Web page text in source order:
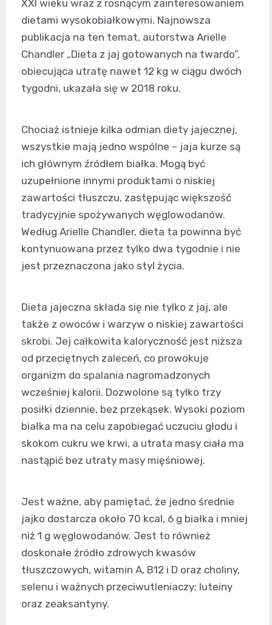
XXI wieku wraz z rosnącym zainteresowaniem
dietami wysokobiałkowymi. Najnowsza
publikacja na ten temat, autorstwa Arielle
Chandler „Dieta z jaj gotowanych na twardo”,
obiecująca utratę nawet 12 kg w ciągu dwóch
tygodni, ukazała się w 2018 roku.
Chociaż istnieje kilka odmian diety jajecznej,
wszystkie mają jedno wspólne – jaja kurze są
ich głównym źródłem białka. Mogą być
uzupełnione innymi produktami o niskiej
zawartości tłuszczu, zastępując większość
tradycyjnie spożywanych węglowodanów.
Według Arielle Chandler, dieta ta powinna być
kontynuowana przez tylko dwa tygodnie i nie
jest przeznaczona jako styl życia.
Dieta jajeczna składa się nie tylko z jaj, ale
także z owoców i warzyw o niskiej zawartości
skrobi. Jej całkowita kaloryczność jest niższa
od przeciętnych zaleceń, co prowokuje
organizm do spalania nagromadzonych
wcześniej kalorii. Dozwolone są tylko trzy
posiłki dziennie, bez przekąsek. Wysoki poziom
białka ma na celu zapobiegać uczuciu głodu i
skokom cukru we krwi, a utrata masy ciała ma
nastąpić bez utraty masy mięśniowej.
Jest ważne, aby pamiętać, że jedno średnie
jajko dostarcza około 70 kcal, 6 g białka i mniej
niż 1 g węglowodanów. Jest to również
doskonałe źródło zdrowych kwasów
tłuszczowych, witamin A, B12 i D oraz choliny,
selenu i ważnych przeciwutleniaczy: luteiny
oraz zeaksantyny.